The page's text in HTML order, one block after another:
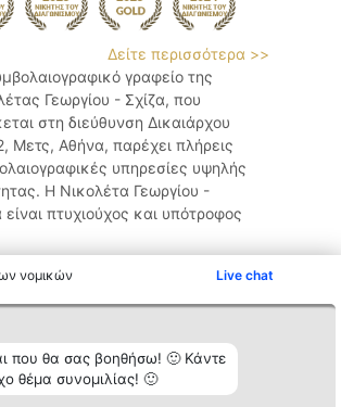
νομικών Live chat
που θα σας βοηθήσω! 🙂 Κάντε
θέμα συνομιλίας! 🙂
Δείτε περισσότερα >>
γραφείο της
Γεωργίου - Σχίζα, που
στη διεύθυνση Δικαιάρχου
Μετς, Αθήνα, παρέχει πλήρεις
υπηρεσίες υψηλής
Η Νικολέτα Γεωργίου -
είναι πτυχιούχος και υπότροφος
Κατάταξη
Διακριθέντες
Λίστα όλων
Επικοινωνία
Επικοινωνία